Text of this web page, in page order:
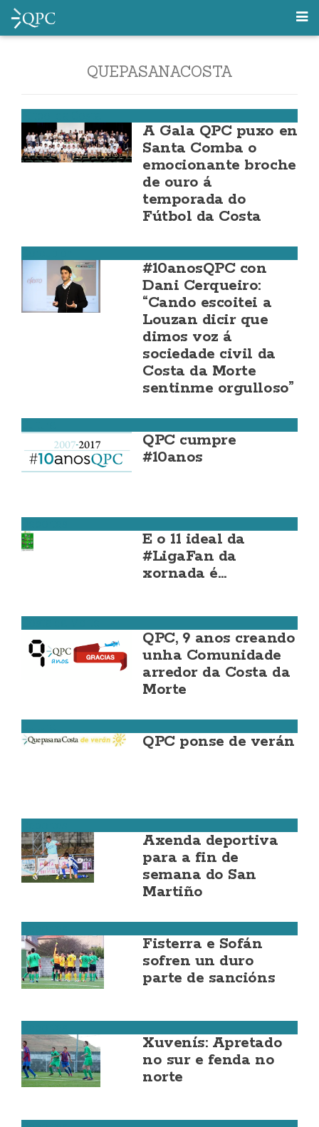
QUEPASANACOSTA
A Gala QPC puxo en
Santa Comba o
emocionante broche
de ouro á
temporada do
Fútbol da Costa
#10anosQPC con
Dani Cerqueiro:
“Cando escoitei a
Louzan dicir que
dimos voz á
sociedade civil da
Costa da Morte
sentinme orgulloso”
QPC cumpre
#10anos
E o 11 ideal da
#LigaFan da
xornada é…
QPC, 9 anos creando
unha Comunidade
arredor da Costa da
Morte
QPC ponse de verán
Axenda deportiva
para a fin de
semana do San
Martiño
Fisterra e Sofán
sofren un duro
parte de sancións
Xuvenís: Apretado
no sur e fenda no
norte